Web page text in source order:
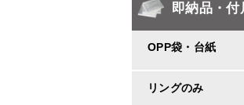
即納品・付
OPP袋・台紙
リングのみ